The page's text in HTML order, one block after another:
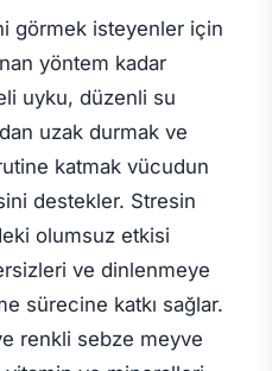
görmek isteyenler için
yöntem kadar
uyku, düzenli su
uzak durmak ve
katmak vücudun
destekler. Stresin
olumsuz etkisi
ve dinlenmeye
sürecine katkı sağlar.
renkli sebze meyve